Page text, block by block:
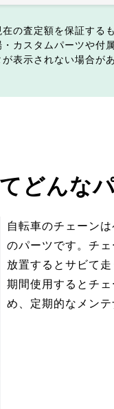
の査定額を保証する
カスタムパーツや付
表示されない場合があ
どんな
自転車のチェーン
のパーツです。チェ
放置するとサビて
期間使用するとチ
め、定期的なメンテ